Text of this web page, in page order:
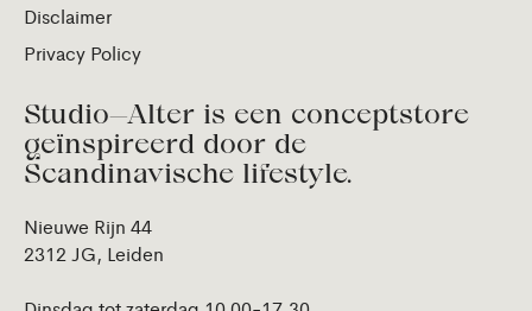
Disclaimer
Privacy Policy
Studio—Alter is een conceptstore
geïnspireerd door de
Scandinavische lifestyle.
Nieuwe Rijn 44
2312 JG, Leiden